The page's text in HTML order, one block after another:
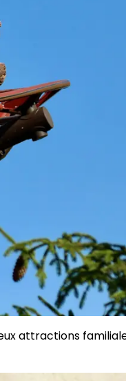
attractions